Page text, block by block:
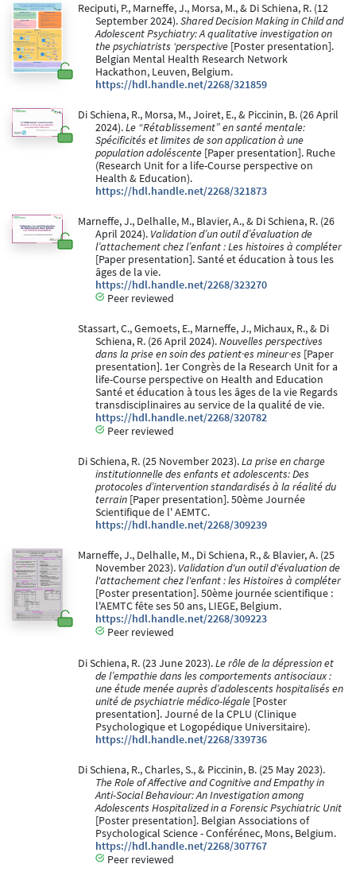
Reciputi, P., Marneffe, J., Morsa, M., & Di Schiena, R. (12
September 2024).Shared Decision Making in Child and
Adolescent Psychiatry: A qualitative investigation on
the psychiatrists ‘perspective [Poster presentation].
Belgian Mental Health Research Network
Hackathon, Leuven, Belgium.
https://hdl.handle.net/2268/321859
Di Schiena, R., Morsa, M., Joiret, E., & Piccinin, B. (26 April
2024).Le “Rétablissement” en santé mentale:
Spécificités et limites de son application à une
population adoléscente [Paper presentation]. Ruche
(Research Unit for a life-Course perspective on
Health & Education).
https://hdl.handle.net/2268/321873
Marneffe, J., Delhalle, M., Blavier, A., & Di Schiena, R. (26
April 2024). Validation d’un outil d’évaluation de
l’attachement chez l’enfant : Les histoires à compléter
[Paper presentation]. Santé et éducation à tous les
âges de la vie.
https://hdl.handle.net/2268/323270
Peer reviewed
Stassart, C., Gemoets, E., Marneffe, J., Michaux, R., & Di
Schiena, R. (26 April 2024).Nouvelles perspectives
dans la prise en soin des patient·es mineur·es [Paper
presentation]. 1er Congrès de la Research Unit for a
life-Course perspective on Health and Education
Santé et éducation à tous les âges de la vie Regards
transdisciplinaires au service de la qualité de vie.
https://hdl.handle.net/2268/320782
Peer reviewed
Di Schiena, R. (25 November 2023).La prise en charge
institutionnelle des enfants et adolescents: Des
protocoles d’intervention standardisés à la réalité du
terrain [Paper presentation]. 50ème Journée
Scientifique de l' AEMTC.
https://hdl.handle.net/2268/309239
Marneffe, J., Delhalle, M., Di Schiena, R., & Blavier, A. (25
November 2023). Validation d'un outil d'évaluation de
l'attachement chez l'enfant : les Histoires à compléter
[Poster presentation]. 50ème journée scientifique :
l'AEMTC fête ses 50 ans, LIEGE, Belgium.
https://hdl.handle.net/2268/309223
Peer reviewed
Di Schiena, R. (23 June 2023).Le rôle de la dépression et
de l’empathie dans les comportements antisociaux :
une étude menée auprès d’adolescents hospitalisés en
unité de psychiatrie médico-légale [Poster
presentation]. Journé de la CPLU (Clinique
Psychologique et Logopédique Universitaire).
https://hdl.handle.net/2268/339736
Di Schiena, R., Charles, S., & Piccinin, B. (25 May 2023).
The Role of Affective and Cognitive and Empathy in
Anti-Social Behaviour: An Investigation among
Adolescents Hospitalized in a Forensic Psychiatric Unit
[Poster presentation]. Belgian Associations of
Psychological Science - Conférénec, Mons, Belgium.
https://hdl.handle.net/2268/307767
Peer reviewed